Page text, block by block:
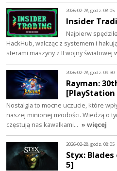
2026-02-28, godz. 08:05
Insider
Najpierw
HackHub, walcząc z systemem i
sterami maszyny z II wojny światowej
2026-02-28, godz. 09:30
Rayman:
[PlayStation
Nostalgia to mocne uczucie, które
naszej minionej młodości. Wiedzą o
częstują nas kawałkami… » więcej
2026-02-28, godz. 08:05
Styx:
5]